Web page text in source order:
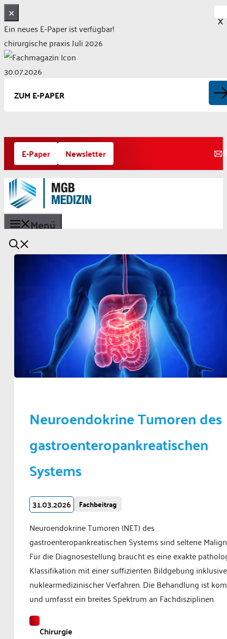
✕
Ein neues E-Paper ist verfügbar!
chirurgische praxis Juli 2026
30.07.2026
ZUM E-PAPER
Zum
Inhalt
springen
E-Paper Newsletter
Menü
Neuroendokrine Tumoren des
gastroenteropankreatischen
Systems
31.03.2026 Fachbeitrag
Neuroendokrine Tumoren (NET) des
gastroenteropankreatischen Systems sind seltene
Für die Diagnosestellung braucht es eine exakte
Klassifikation mit einer suffizienten Bildgebung inklusive
nuklearmedizinischer Verfahren. Die Behandlung ist
und umfasst ein breites Spektrum an Fachdisziplinen.
Chirurgie
X